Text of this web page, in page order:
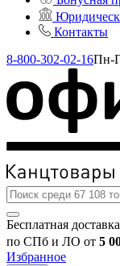
Контакты
8-800-302-02-16Пн-
Бесплатная доставка
по СПб и ЛО от 5
Избранное